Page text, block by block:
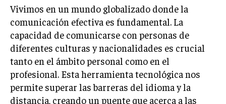
Vivimos en un mundo globalizado donde la
comunicación efectiva es fundamental. La
capacidad de comunicarse con personas de
diferentes culturas y nacionalidades es crucial
tanto en el ámbito personal como en el
profesional. Esta herramienta tecnológica nos
permite superar las barreras del idioma y la
distancia, creando un puente que acerca a las